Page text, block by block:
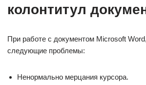
колонтитул
При работе с документом Microsoft
следующие проблемы:
Ненормально мерцания курсора.